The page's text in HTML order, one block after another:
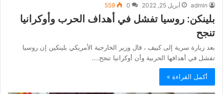
admin أبريل 25, 2022 0
559
بلينكن: روسيا تفشل في أهداف الحرب وأوكرانيا
تنجح
بعد زيارة سرية إلى كييف ، قال وزير الخارجية الأمريكي بلينكين إن روسيا
تفشل في أهدافها الحربية وأن أوكرانيا تنجح.…
أكمل القراءة »